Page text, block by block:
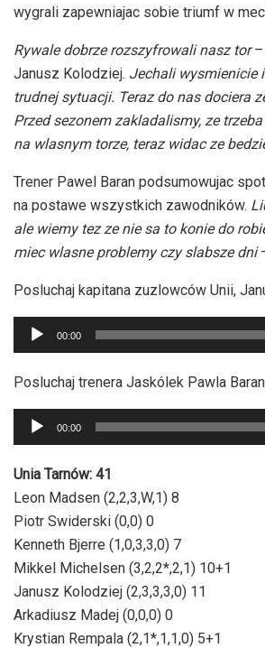
wygrali zapewniajac sobie triumf w
Rywale dobrze rozszyfrowali nasz tor–
Janusz Kolodziej. Jechali wysmienicie
trudnej sytuacji. Teraz do nas dociera
Przed sezonem zakladalismy, ze
na wlasnym torze, teraz widac ze
Trener Pawel Baran podsumowujac
na postawe wszystkich zawodników.
ale wiemy tez ze nie sa to konie do
miec wlasne problemy czy slabsze dni
Posluchaj kapitana zuzlowców Unii,
Odtwarzacz
plików
dźwiękowych
00:00
Posluchaj trenera Jaskólek Pawla
Odtwarzacz
plików
dźwiękowych
00:00
Unia Tarnów: 41
Leon Madsen (2,2,3,W,1) 8
Piotr Swiderski (0,0) 0
Kenneth Bjerre (1,0,3,3,0) 7
Mikkel Michelsen (3,2,2*,2,1) 10+1
Janusz Kolodziej (2,3,3,3,0) 11
Arkadiusz Madej (0,0,0) 0
Krystian Rempala (2,1*,1,1,0) 5+1